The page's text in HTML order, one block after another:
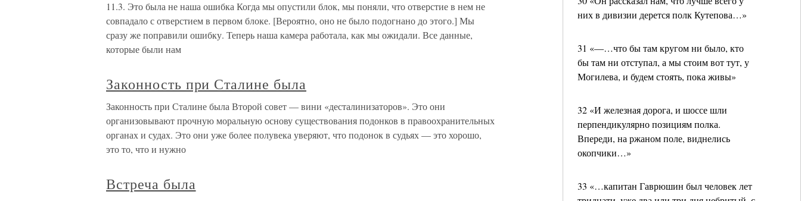
них в дивизии дерется полк Кутепова…»
31 «—…что бы там кругом ни было, кто
бы там ни отступал, а мы стоим вот тут, у
Могилева, и будем стоять, пока живы»
32 «И железная дорога, и шоссе шли
перпендикулярно позициям полка.
Впереди, на ржаном поле, виднелись
окопчики…»
33 «…капитан Гаврюшин был человек лет
11.3. Это была не наша ошибка Когда мы опустили блок, мы поняли, что отверстие в нем не
совпадало с отверстием в первом блоке. [Вероятно, оно не было подогнано до этого.] Мы
сразу же поправили ошибку. Теперь наша камера работала, как мы ожидали. Все данные,
которые были нам
Законность при Сталине была
Законность при Сталине была Второй совет — вини «десталинизаторов». Это они
организовывают прочную моральную основу существования подонков в правоохранительных
органах и судах. Это они уже более полувека уверяют, что подонок в судьях — это хорошо,
это то, что и нужно
Встреча была